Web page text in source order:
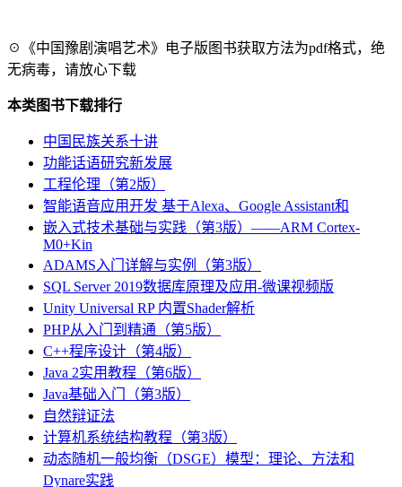
☉《中国豫剧演唱艺术》电子版图书获取方法为pdf格式，绝
无病毒，请放心下载
本类图书下载排行
中国民族关系十讲
功能话语研究新发展
工程伦理（第2版）
智能语音应用开发 基于Alexa、Google Assistant和
嵌入式技术基础与实践（第3版）――ARM Cortex-
M0+Kin
ADAMS入门详解与实例（第3版）
SQL Server 2019数据库原理及应用-微课视频版
Unity Universal RP 内置Shader解析
PHP从入门到精通（第5版）
C++程序设计（第4版）
Java 2实用教程（第6版）
Java基础入门（第3版）
自然辩证法
计算机系统结构教程（第3版）
动态随机一般均衡（DSGE）模型：理论、方法和
Dynare实践